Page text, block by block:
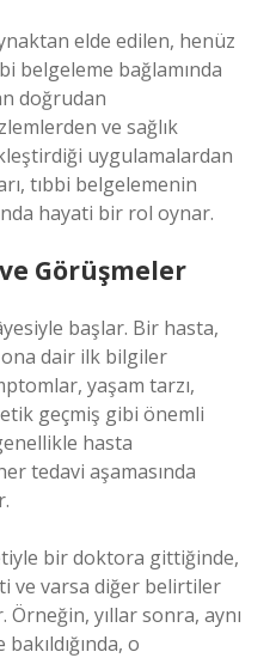
elde edilen, henüz
belgeleme bağlamında
doğrudan
ve sağlık
uygulamalardan
tıbbi belgelemenin
hayati bir rol oynar.
Görüşmeler
başlar. Bir hasta,
dair ilk bilgiler
yaşam tarzı,
geçmiş gibi önemli
hasta
tedavi aşamasında
bir doktora gittiğinde,
ve varsa diğer belirtiler
yıllar sonra, aynı
o